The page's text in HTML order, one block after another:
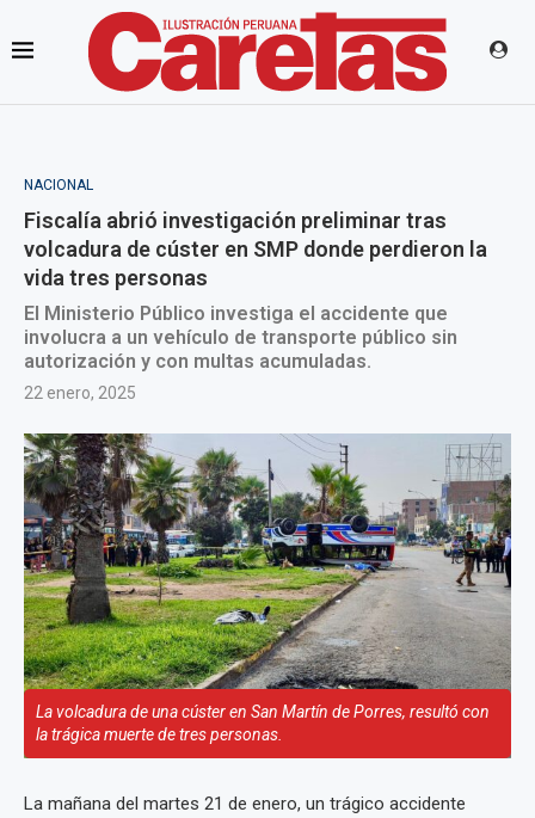
NACIONAL
Fiscalía abrió investigación preliminar tras
volcadura de cúster en SMP donde perdieron la
vida tres personas
El Ministerio Público investiga el accidente que
involucra a un vehículo de transporte público sin
autorización y con multas acumuladas.
22 enero, 2025
La volcadura de una cúster en San Martín de Porres, resultó con
la trágica muerte de tres personas.
La mañana del martes 21 de enero, un trágico accidente